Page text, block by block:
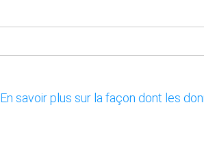
En savoir plus sur la façon dont les